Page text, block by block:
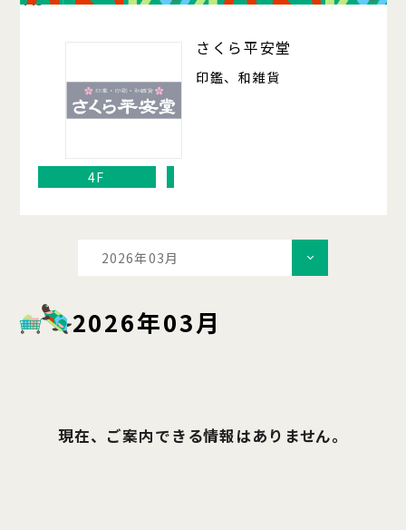
さくら平安堂
印鑑、和雑貨
4F
2026年03月
2026年03月
現在、ご案内できる情報はありません。